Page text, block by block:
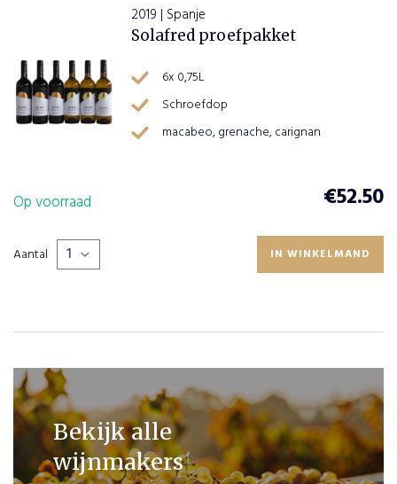
2019 | Spanje
Solafred proefpakket
6x 0,75L
Schroefdop
macabeo, grenache, carignan
Op voorraad €52.50
Aantal IN WINKELMAND
Bekijk alle
wijnmakers
PLAATS
BESTELLING
VERDER
WINKELEN